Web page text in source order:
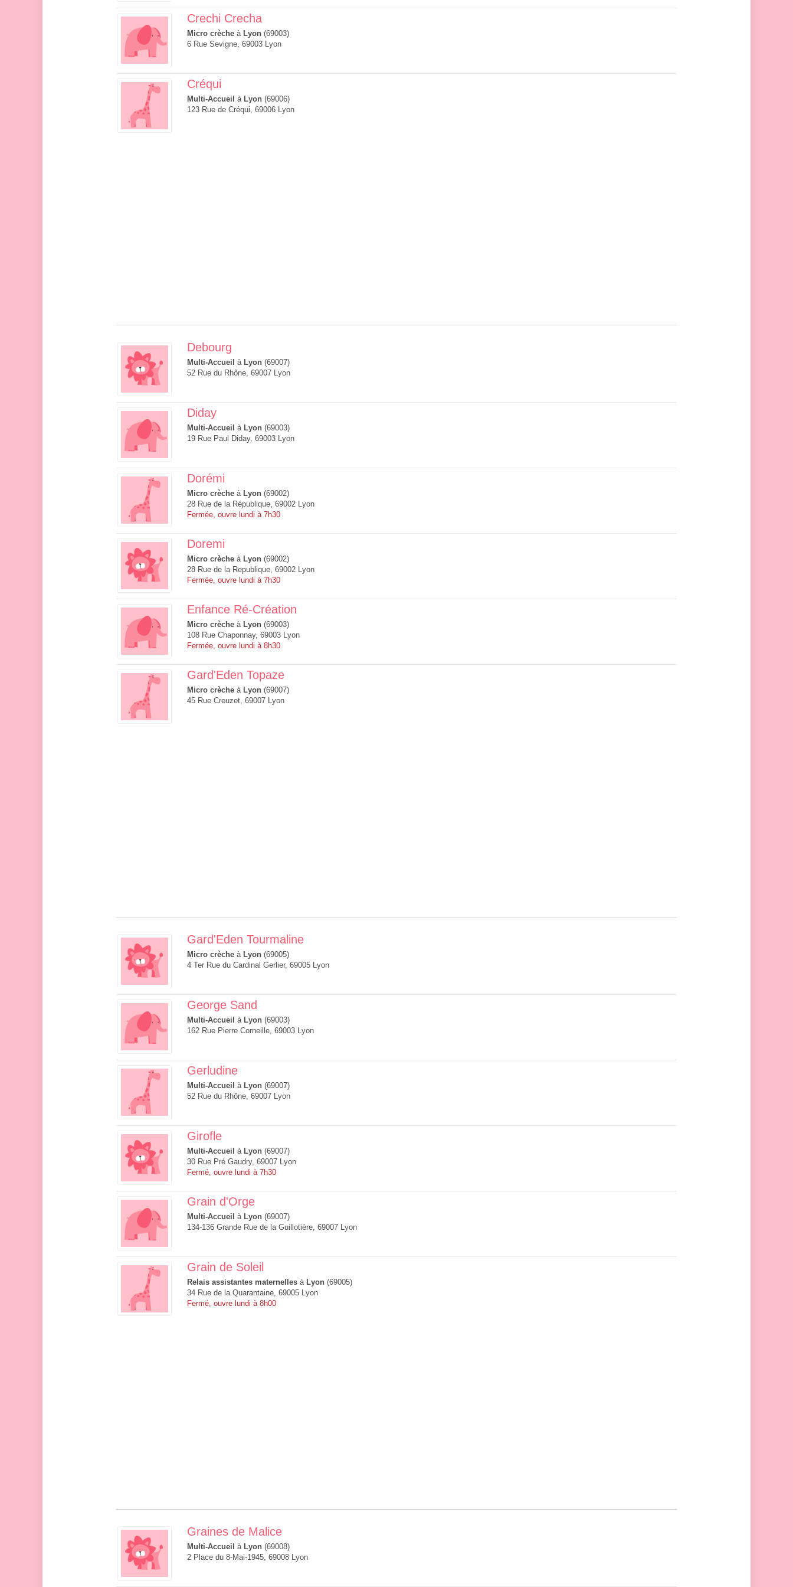
Crechi Crecha
Micro crèche à Lyon (69003)
6 Rue Sevigne, 69003 Lyon
Créqui
Multi-Accueil à Lyon (69006)
123 Rue de Créqui, 69006 Lyon
Debourg
Multi-Accueil à Lyon (69007)
52 Rue du Rhône, 69007 Lyon
Diday
Multi-Accueil à Lyon (69003)
19 Rue Paul Diday, 69003 Lyon
Dorémi
Micro crèche à Lyon (69002)
28 Rue de la République, 69002 Lyon
Fermée, ouvre lundi à 7h30
Doremi
Micro crèche à Lyon (69002)
28 Rue de la Republique, 69002 Lyon
Fermée, ouvre lundi à 7h30
Enfance Ré-Création
Micro crèche à Lyon (69003)
108 Rue Chaponnay, 69003 Lyon
Fermée, ouvre lundi à 8h30
Gard'Eden Topaze
Micro crèche à Lyon (69007)
45 Rue Creuzet, 69007 Lyon
Gard'Eden Tourmaline
Micro crèche à Lyon (69005)
4 Ter Rue du Cardinal Gerlier, 69005 Lyon
George Sand
Multi-Accueil à Lyon (69003)
162 Rue Pierre Corneille, 69003 Lyon
Gerludine
Multi-Accueil à Lyon (69007)
52 Rue du Rhône, 69007 Lyon
Girofle
Multi-Accueil à Lyon (69007)
30 Rue Pré Gaudry, 69007 Lyon
Fermé, ouvre lundi à 7h30
Grain d'Orge
Multi-Accueil à Lyon (69007)
134-136 Grande Rue de la Guillotière, 69007 Lyon
Grain de Soleil
Relais assistantes maternelles à Lyon (69005)
34 Rue de la Quarantaine, 69005 Lyon
Fermé, ouvre lundi à 8h00
Graines de Malice
Multi-Accueil à Lyon (69008)
2 Place du 8-Mai-1945, 69008 Lyon